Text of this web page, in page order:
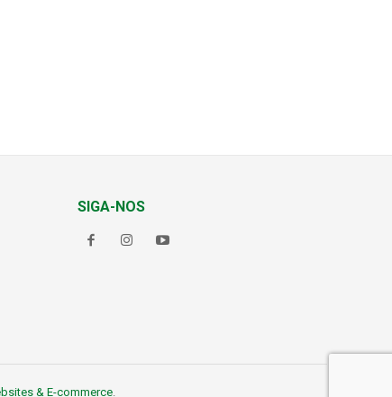
SIGA-NOS
& E-commerce.